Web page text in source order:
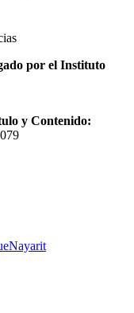
por el Instituto
y Contenido: